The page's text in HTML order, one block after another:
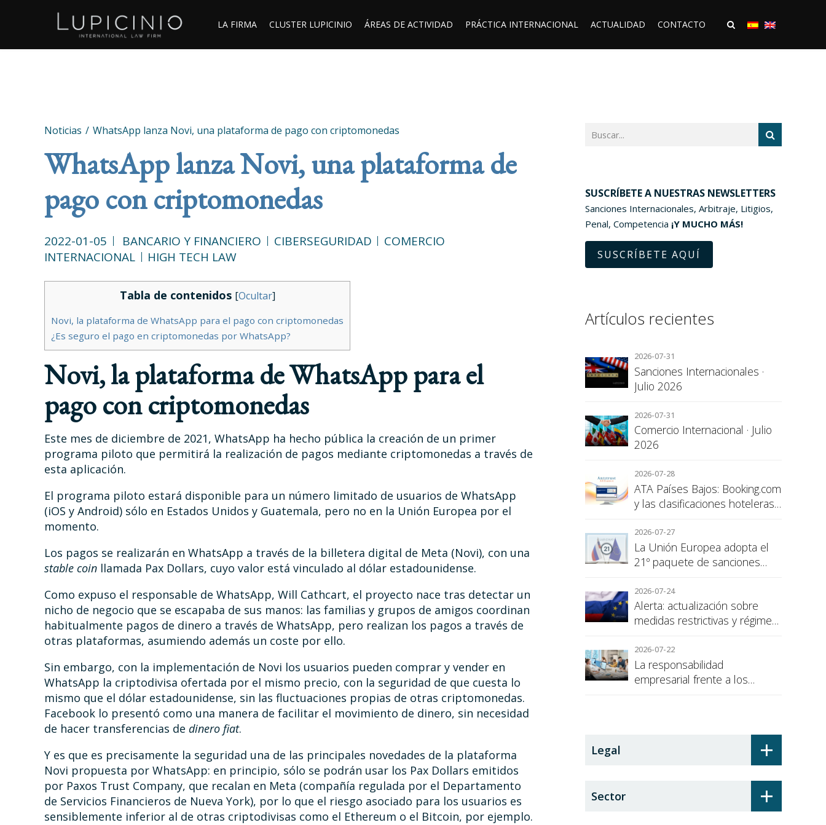
LA FIRMA CLUSTER LUPICINIO ÁREAS DE ACTIVIDAD PRÁCTICA INTERNACIONAL ACTUALIDAD CONTACTO
Noticias WhatsApp lanza Novi, una plataforma de pago con criptomonedas
WhatsApp lanza Novi, una plataforma de
pago con criptomonedas
2022-01-05 BANCARIO Y FINANCIERO CIBERSEGURIDAD
COMERCIO
INTERNACIONAL
HIGH TECH LAW
Tabla de contenidos [Ocultar]
Novi, la plataforma de WhatsApp para el pago con criptomonedas
¿Es seguro el pago en criptomonedas por WhatsApp?
Novi, la plataforma de WhatsApp para el
pago con criptomonedas
Este mes de diciembre de 2021, WhatsApp ha hecho pública la creación de un primer
programa piloto que permitirá la realización de pagos mediante criptomonedas a través de
esta aplicación.
El programa piloto estará disponible para un número limitado de usuarios de WhatsApp
(iOS y Android) sólo en Estados Unidos y Guatemala, pero no en la Unión Europea por el
momento.
Los pagos se realizarán en WhatsApp a través de la billetera digital de Meta (Novi), con una
stable coin llamada Pax Dollars, cuyo valor está vinculado al dólar estadounidense.
Como expuso el responsable de WhatsApp, Will Cathcart, el proyecto nace tras detectar un
nicho de negocio que se escapaba de sus manos: las familias y grupos de amigos coordinan
habitualmente pagos de dinero a través de WhatsApp, pero realizan los pagos a través de
otras plataformas, asumiendo además un coste por ello.
Sin embargo, con la implementación de Novi los usuarios pueden comprar y vender en
WhatsApp la criptodivisa ofertada por el mismo precio, con la seguridad de que cuesta lo
mismo que el dólar estadounidense, sin las fluctuaciones propias de otras criptomonedas.
Facebook lo presentó como una manera de facilitar el movimiento de dinero, sin necesidad
de hacer transferencias de dinero fiat.
Y es que es precisamente la seguridad una de las principales novedades de la plataforma
Novi propuesta por WhatsApp: en principio, sólo se podrán usar los Pax Dollars emitidos
por Paxos Trust Company, que recalan en Meta (compañía regulada por el Departamento
de Servicios Financieros de Nueva York), por lo que el riesgo asociado para los usuarios es
sensiblemente inferior al de otras criptodivisas como el Ethereum o el Bitcoin, por ejemplo.
SUSCRÍBETE A NUESTRAS NEWSLETTERS
Sanciones Internacionales, Arbitraje, Litigios,
Penal, Competencia ¡Y MUCHO MÁS!
SUSCRÍBETE AQUÍ
Artículos recientes
2026-07-31
Sanciones Internacionales ·
Julio 2026
2026-07-31
Comercio Internacional · Julio
2026
2026-07-28
ATA Países Bajos: Booking.com
y las clasificaciones hoteleras,
para el consumidor
2026-07-27
La Unión Europea adopta el
21º paquete de sanciones
2026-07-24
Alerta: actualización sobre
medidas restrictivas y régimen
2026-07-22
La responsabilidad
empresarial frente a los
+
Legal
+
Sector